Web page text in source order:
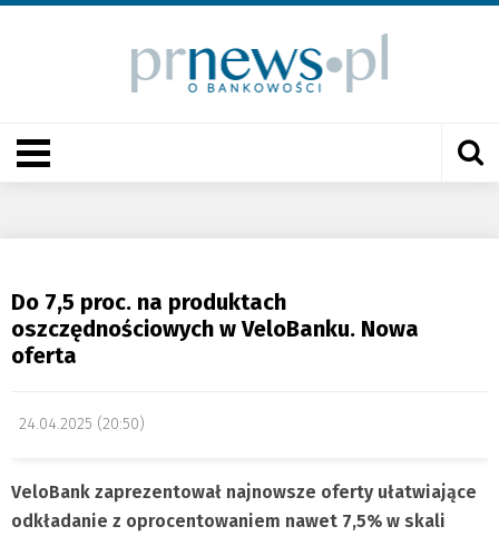
Do 7,5 proc. na produktach
oszczędnościowych w VeloBanku. Nowa
oferta
24.04.2025 (20:50)
VeloBank zaprezentował najnowsze oferty ułatwiające
odkładanie z oprocentowaniem nawet 7,5% w skali